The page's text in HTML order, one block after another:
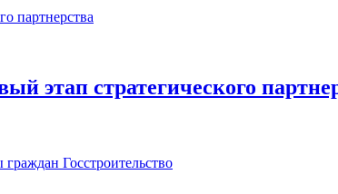
этап стратегического
Госстроительство